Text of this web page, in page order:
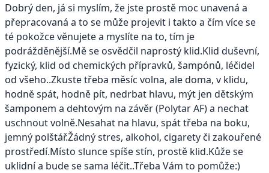
Dobrý den, já si myslím, že jste prostě moc unavená a
přepracovaná a to se může projevit i takto a čím více se
té pokožce věnujete a myslíte na to, tím je
podrážděnější.Mě se osvědčil naprostý klid.Klid duševní,
fyzický, klid od chemických přípravků, šampónů, léčidel
od všeho..Zkuste třeba měsíc volna, ale doma, v klidu,
hodně spát, hodně pít, nedrbat hlavu, mýt jen dětským
šamponem a dehtovým na závěr (Polytar AF) a nechat
uschnout volně.Nesahat na hlavu, spát třeba na boku,
jemný polštář.Žádný stres, alkohol, cigarety či zakouřené
prostředí.Místo slunce spíše stín, prostě klid.Kůže se
uklidní a bude se sama léčit..Třeba Vám to pomůže:)